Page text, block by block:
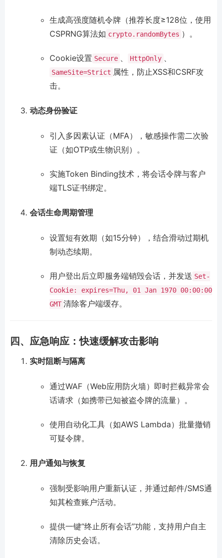
生成高强度随机令牌（推荐长度≥128位，使用
CSPRNG算法如 crypto.randomBytes ）。
Cookie设置 Secure HttpOnly
SameSite=Strict 属性，防止XSS和CSRF攻
击。
动态身份验证
引入多因素认证（MFA），敏感操作需二次验
证（如OTP或生物识别）。
实施Token Binding技术，将会话令牌与客户
端TLS证书绑定。
会话生命周期管理
设置短有效期（如15分钟），结合滑动过期机
制动态续期。
用户登出后立即服务端销毁会话，并发送 Set-
Cookie: expires=Thu, 01 Jan 1970 00:00:00
GMT 清除客户端缓存。
四、应急响应：快速缓解攻击影响
实时阻断与隔离
通过WAF（Web应用防火墙）即时拦截异常会
话请求（如携带已知被盗令牌的流量）。
使用自动化工具（如AWS Lambda）批量撤销
可疑令牌。
用户通知与恢复
强制受影响用户重新认证，并通过邮件/SMS通
知其检查账户活动。
提供一键“终止所有会话”功能，支持用户自主
清除历史会话。